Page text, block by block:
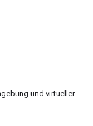
und virtueller